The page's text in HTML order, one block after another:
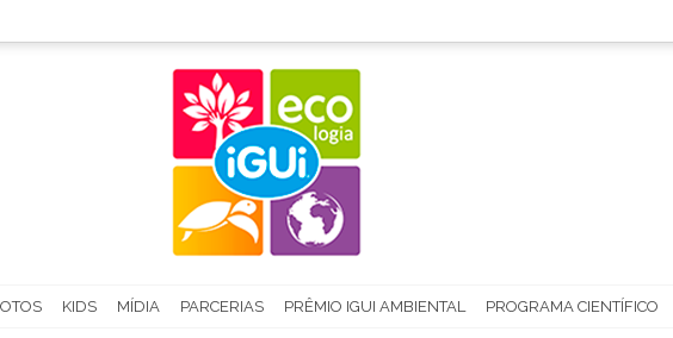
KIDS MÍDIA PARCERIAS PRÊMIO IGUI AMBIENTAL PROGRAMA CIENTÍFICO